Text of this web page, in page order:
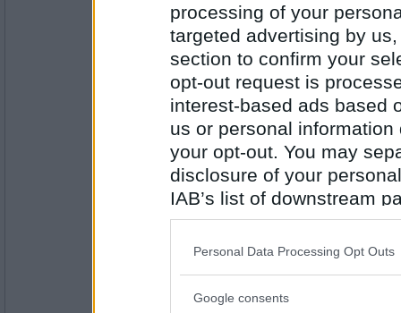
processing of your
targeted advertising by
section to confirm your
opt-out request is
interest-based ads based
us or personal
your opt-out. You may
disclosure of your
IAB’s list of downstream
also be disclosed by us
Downstream Participants
Please note that this
Personal Data Processing Opt Outs
Google consents
Antal inlägg:
22361
Antal inlägg:
1052
Nej, men finns säkert många som vill det
Lärde du dig något i skolan?
BetaBAM
Antal inlägg:
Åt du något i går?